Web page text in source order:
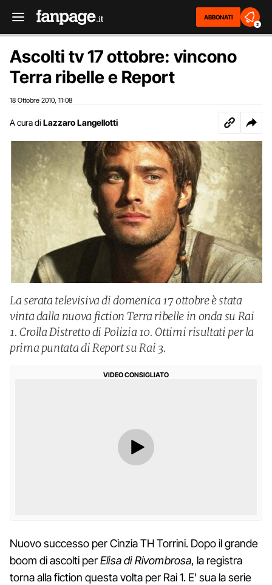
ABBONATI
2
Ascolti tv 17 ottobre: vincono
Terra ribelle e Report
18 Ottobre 2010 11:08
A cura di Lazzaro Langellotti
La serata televisiva di domenica 17 ottobre è stata
vinta dalla nuova fiction Terra ribelle in onda su Rai
1. Crolla Distretto di Polizia 10. Ottimi risultati per la
prima puntata di Report su Rai 3.
VIDEO CONSIGLIATO
Nuovo successo per Cinzia TH Torrini. Dopo il grande
boom di ascolti perElisa di Rivombrosa, la registra
torna alla fiction questa volta per Rai 1. E' sua la serie